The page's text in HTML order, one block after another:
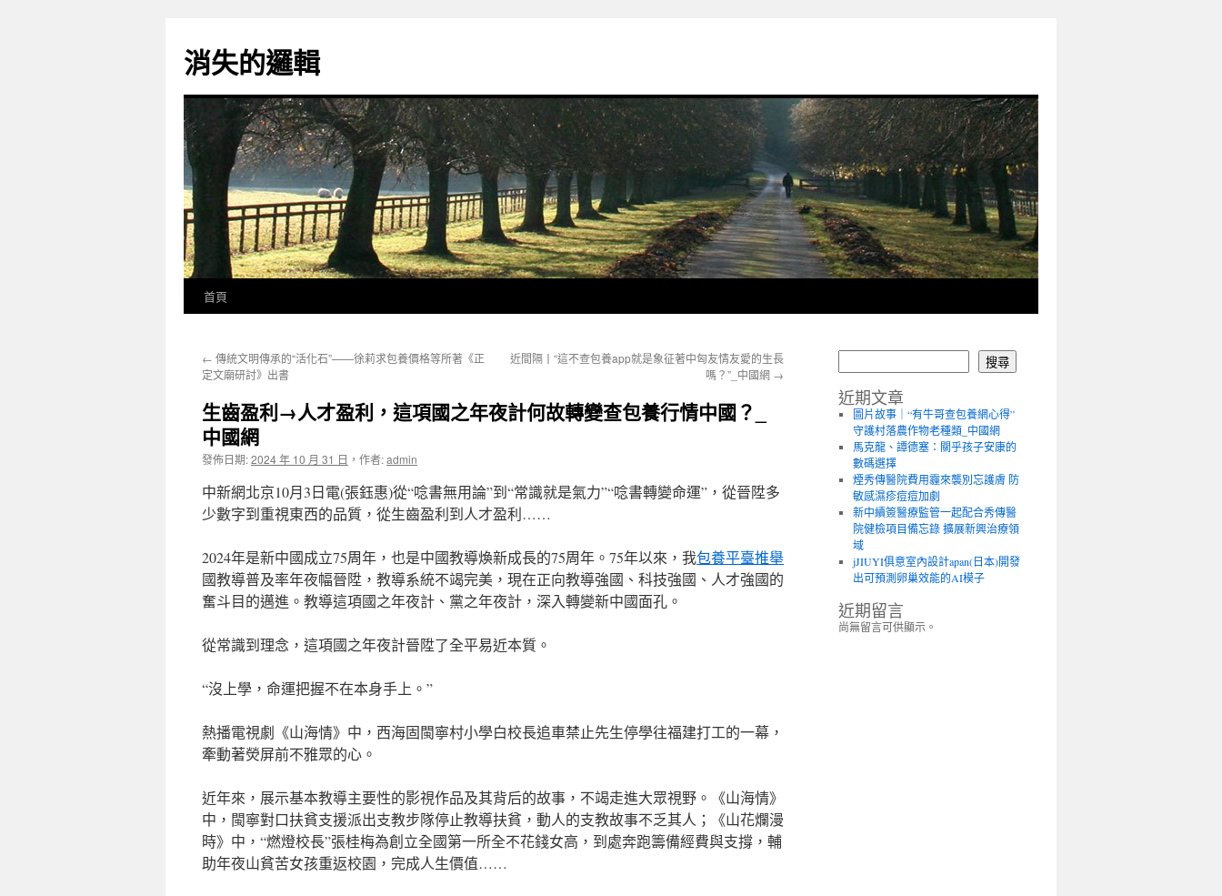
主
要
消失的邏輯
首頁
← 傳統文明傳承的“活化石”——徐莉求包養價格等所著《正
定文廟研討》出書
近間隔丨“這不查包養app就是象征著中匈友情友愛的生長
嗎？”_中國網 →
生齒盈利→人才盈利，這項國之年夜計何故轉變查包養行情中國？_
中國網
發佈日期:2024 年 10 月 31 日 ， 作者:admin
中新網北京10月3日電(張鈺惠)從“唸書無用論”到“常識就是氣力”“唸書轉變命運”，從晉陞多
少數字到重視東西的品質，從生齒盈利到人才盈利……
2024年是新中國成立75周年，也是中國教導煥新成長的75周年。75年以來，我包養平臺推舉
國教導普及率年夜幅晉陞，教導系統不竭完美，現在正向教導強國、科技強國、人才強國的
奮斗目的邁進。教導這項國之年夜計、黨之年夜計，深入轉變新中國面孔。
從常識到理念，這項國之年夜計晉陞了全平易近本質。
“沒上學，命運把握不在本身手上。”
熱播電視劇《山海情》中，西海固閩寧村小學白校長追車禁止先生停學往福建打工的一幕，
牽動著熒屏前不雅眾的心。
近年來，展示基本教導主要性的影視作品及其背后的故事，不竭走進大眾視野。《山海情》
中，閩寧對口扶貧支援派出支教步隊停止教導扶貧，動人的支教故事不乏其人；《山花爛漫
時》中，“燃燈校長”張桂梅為創立全國第一所全不花錢女高，到處奔跑籌備經費與支撐，輔
助年夜山貧苦女孩重返校園，完成人生價值……
搜尋
近期文章
圖片故事｜“有牛哥查包養網心得”
守護村落農作物老種類_中國網
馬克龍、譚德塞：關乎孩子安康的
數碼選擇
煙秀傳醫院費用霾來襲別忘護膚 防
敏感濕疹痘痘加劇
新中續簽醫療監管一起配合秀傳醫
院健檢項目備忘錄 擴展新興治療領
域
jJIUYI俱意室內設計apan(日本)開發
出可預測卵巢效能的AI模子
近期留言
尚無留言可供顯示。